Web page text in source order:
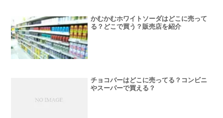
かむかむホワイトソーダはどこに売って
る？どこで買う？販売店を紹介
チョコバーはどこに売ってる？コンビニ
やスーパーで買える？